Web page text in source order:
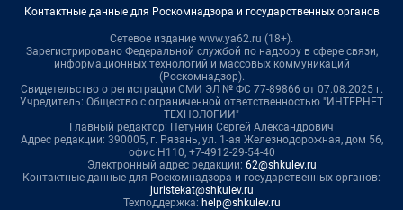
Контактные данные для Роскомнадзора и государственных органов
Сетевое издание www.ya62.ru (18+).
Зарегистрировано Федеральной службой по надзору в сфере связи,
информационных технологий и массовых коммуникаций
(Роскомнадзор).
Свидетельство о регистрации СМИ ЭЛ № ФС 77-89866 от 07.08.2025 г.
Учредитель: Общество с ограниченной ответственностью "ИНТЕРНЕТ
ТЕХНОЛОГИИ"
Главный редактор: Петунин Сергей Александрович
Адрес редакции: 390005, г. Рязань, ул. 1-ая Железнодорожная, дом 56,
офис Н110, +7-4912-29-54-40
Электронный адрес редакции: 62@shkulev.ru
Контактные данные для Роскомнадзора и государственных органов:
juristekat@shkulev.ru
Техподдержка: help@shkulev.ru